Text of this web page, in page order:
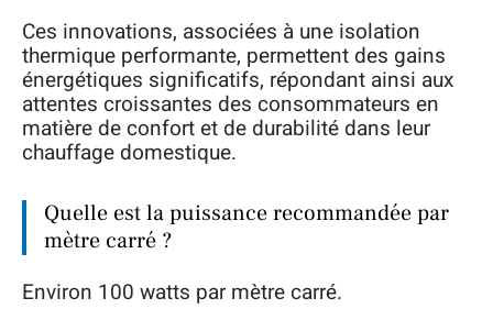
Ces innovations, associées à une isolation
thermique performante, permettent des gains
énergétiques significatifs, répondant ainsi aux
attentes croissantes des consommateurs en
matière de confort et de durabilité dans leur
chauffage domestique.
Quelle est la puissance recommandée par
mètre carré ?
Environ 100 watts par mètre carré.